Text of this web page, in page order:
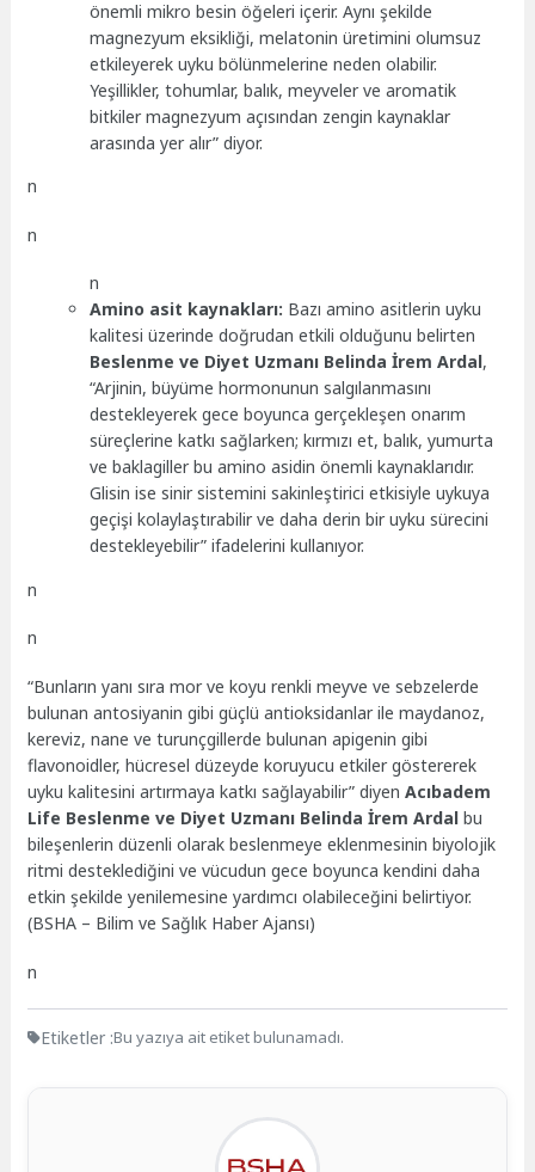
önemli mikro besin öğeleri içerir. Aynı şekilde
magnezyum eksikliği, melatonin üretimini olumsuz
etkileyerek uyku bölünmelerine neden olabilir.
Yeşillikler, tohumlar, balık, meyveler ve aromatik
bitkiler magnezyum açısından zengin kaynaklar
arasında yer alır” diyor.
n
n
n
Amino asit kaynakları: Bazı amino asitlerin uyku
kalitesi üzerinde doğrudan etkili olduğunu belirten
Beslenme ve Diyet Uzmanı Belinda İrem Ardal,
“Arjinin, büyüme hormonunun salgılanmasını
destekleyerek gece boyunca gerçekleşen onarım
süreçlerine katkı sağlarken; kırmızı et, balık, yumurta
ve baklagiller bu amino asidin önemli kaynaklarıdır.
Glisin ise sinir sistemini sakinleştirici etkisiyle uykuya
geçişi kolaylaştırabilir ve daha derin bir uyku sürecini
destekleyebilir” ifadelerini kullanıyor.
n
n
“Bunların yanı sıra mor ve koyu renkli meyve ve sebzelerde
bulunan antosiyanin gibi güçlü antioksidanlar ile maydanoz,
kereviz, nane ve turunçgillerde bulunan apigenin gibi
flavonoidler, hücresel düzeyde koruyucu etkiler göstererek
uyku kalitesini artırmaya katkı sağlayabilir” diyenAcıbadem
Life Beslenme ve Diyet Uzmanı Belinda İrem Ardal bu
bileşenlerin düzenli olarak beslenmeye eklenmesinin biyolojik
ritmi desteklediğini ve vücudun gece boyunca kendini daha
etkin şekilde yenilemesine yardımcı olabileceğini belirtiyor.
(BSHA – Bilim ve Sağlık Haber Ajansı)
n
Etiketler :Bu yazıya ait etiket bulunamadı.